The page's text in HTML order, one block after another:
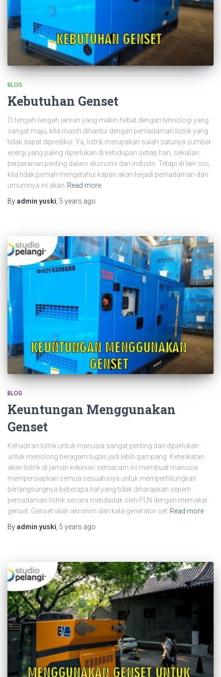
BLOG
Kebutuhan Genset
Di tengah-tengah jaman yang makin hebat dengan tehnologi yang
sangat maju, kita masih dihantui dengan pemadaman listrik yang
tidak dapat diprediksi. Ya, listrik merupakan salah satunya sumber
energi yang paling diperlukan di kehidupan setiap hari, sekalian
berperanan penting dalam ekonomi dan industri. Tetapi di lain sisi,
kita tidak pernah mengetahui kapan akan terjadi pemadaman dan
umumnya ini akan Read more
Byadmin yuski 5 years ago
BLOG
Keuntungan Menggunakan
Genset
Kehadiran listrik untuk manusia sangat penting dan diperlukan
untuk menolong beragam tugas jadi lebih gampang. Keterikatan
akan listrik di jaman kekinian semacam ini membuat manusia
mempersiapkan semua sesuatunya untuk memperhitungkan
berlangsungnya beberapa hal yang tidak diharapkan seperti
pemadaman listrik secara mendadak oleh PLN dengan memakai
genset. Genset ialah akronim dari kata generator set Read more
Byadmin yuski 5 years ago